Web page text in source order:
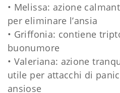
• Melissa: azione
per eliminare l’ansia
• Griffonia: contiene
buonumore
• Valeriana: azione
utile per attacchi di
ansiose